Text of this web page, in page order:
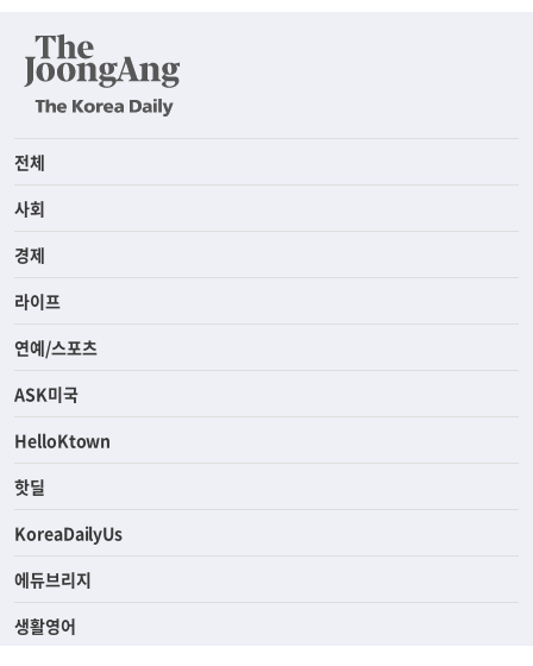
전체
사회
경제
라이프
연예/스포츠
ASK미국
HelloKtown
핫딜
KoreaDailyUs
에듀브리지
생활영어